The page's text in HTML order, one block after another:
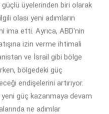
üyelerinden biri olarak
olası yeni adımların
ima etti. Ayrıca, ABD'nin
izin verme ihtimali
ve İsrail gibi bölge
bölgedeki güç
endişelerini artırıyor.
güç kazanmaya devam
ne adımlar